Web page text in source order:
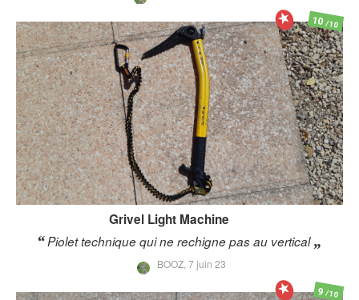
Grivel Light Machine
Piolet technique qui ne rechigne pas au vertical
BOOZ, 7 juin 23
10/10
9/10